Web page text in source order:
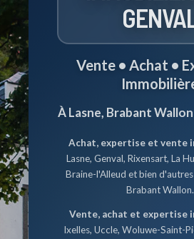
Vente • Achat •
À Lasne, Brabant
Achat, expertise et vente
Lasne, Genval, Rixensart, La
Braine-l'Alleud et bien
Brabant Wallon.
Vente, achat et expertise
Ixelles, Uccle, Woluwe-Saint-